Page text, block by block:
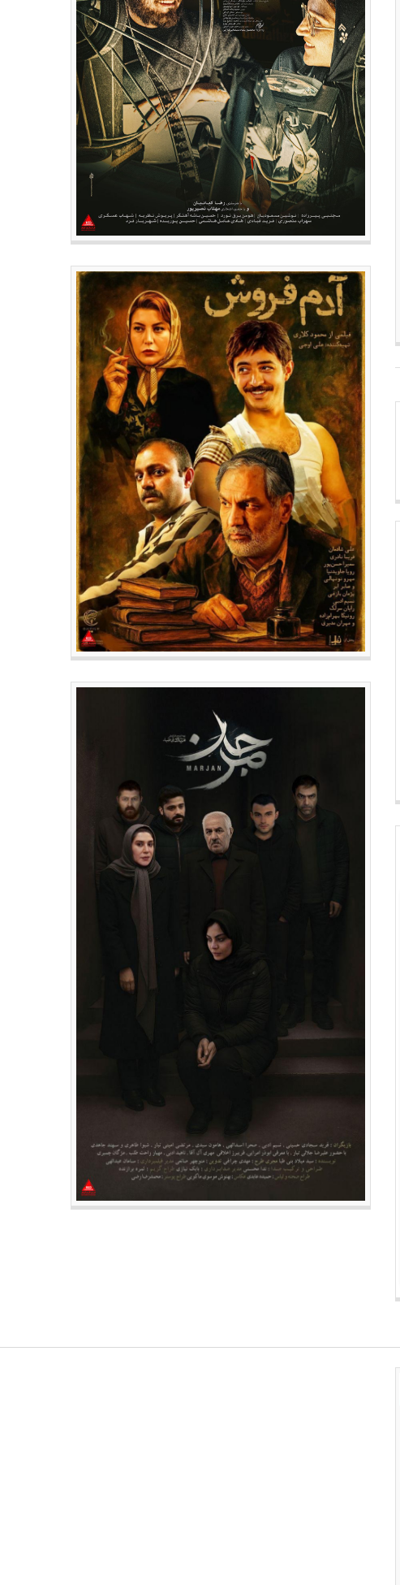
سینمای جهان
بررسی داستان باب اسفنجی در یک
جدیدترین مطالب